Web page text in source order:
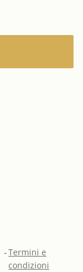
-Termini e
condizioni